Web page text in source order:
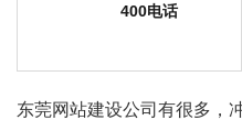
400电话
东莞网站建设公司 有很多，